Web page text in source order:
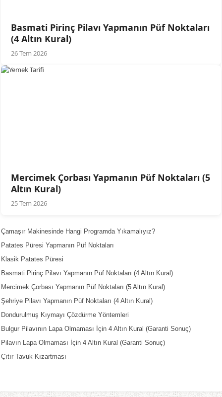
Basmati Pirinç Pilavı Yapmanın Püf Noktaları
(4 Altın Kural)
26 Tem 2026
Mercimek Çorbası Yapmanın Püf Noktaları (5
Altın Kural)
25 Tem 2026
Çamaşır Makinesinde Hangi Programda Yıkamalıyız?
Patates Püresi Yapmanın Püf Noktaları
Klasik Patates Püresi
Basmati Pirinç Pilavı Yapmanın Püf Noktaları (4 Altın Kural)
Mercimek Çorbası Yapmanın Püf Noktaları (5 Altın Kural)
Şehriye Pilavı Yapmanın Püf Noktaları (4 Altın Kural)
Dondurulmuş Kıymayı Çözdürme Yöntemleri
Bulgur Pilavının Lapa Olmaması İçin 4 Altın Kural (Garanti Sonuç)
Pilavın Lapa Olmaması İçin 4 Altın Kural (Garanti Sonuç)
Çıtır Tavuk Kızartması